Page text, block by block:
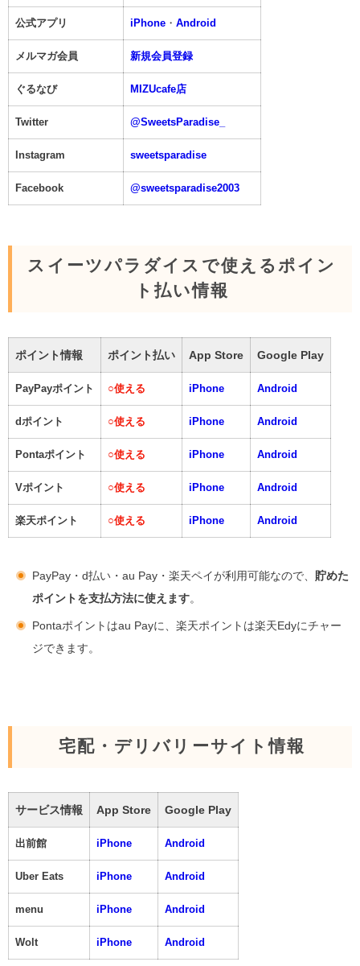
公式アプリ iPhone ・ Android
メルマガ会員 新規会員登録
ぐるなび MIZUcafe店
Twitter @SweetsParadise_
Instagram sweetsparadise
Facebook @sweetsparadise2003
スイーツパラダイスで使えるポイン
ト払い情報
ポイント情報 ポイント払い App Store Google Play
PayPayポイント ○使える iPhone Android
dポイント ○使える iPhone Android
Pontaポイント ○使える iPhone Android
Vポイント ○使える iPhone Android
楽天ポイント ○使える iPhone Android
PayPay・d払い・au Pay・楽天ペイが利用可能なので、 貯めた
ポイントを支払方法に使えます。
Pontaポイントはau Payに、楽天ポイントは楽天Edyにチャー
ジできます。
宅配・デリバリーサイト情報
サービス情報 App Store Google Play
出前館 iPhone Android
Uber Eats iPhone Android
menu iPhone Android
Wolt iPhone Android